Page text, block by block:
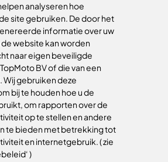
analyseren hoe
site gebruiken. De door het
informatie over uw
website kan worden
naar eigen beveiligde
BV of die van een
Wij gebruiken deze
bij te houden hoe u de
om rapporten over de
op te stellen en andere
te bieden met betrekking tot
en internetgebruik. ( zie
)